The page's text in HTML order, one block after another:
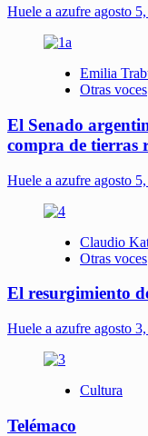
Huele a azufre agosto
Emilia
Otras voces
El Senado
compra de tierras
Huele a azufre agosto
Claudio
Otras voces
El resurgimiento
Huele a azufre agosto
Cultura
Telémaco